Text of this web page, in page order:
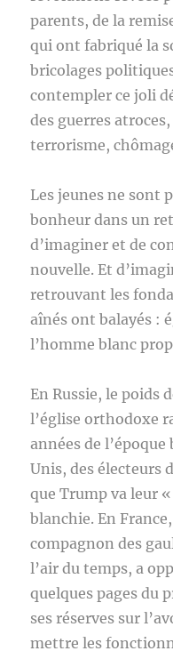
parents, de la
qui ont fabriqué la
bricolages
contempler ce joli
des guerres
terrorisme,
Les jeunes ne sont
bonheur dans un
d’imaginer et de
nouvelle. Et
retrouvant les
aînés ont balayés :
l’homme blanc
En Russie, le poids
l’église orthodoxe
années de
Unis, des électeurs
que Trump va leur
blanchie. En
compagnon des
l’air du temps, a
quelques pages du
ses réserves sur
mettre les